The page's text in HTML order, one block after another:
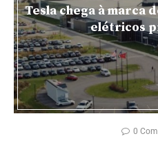
Tesla chega à marca
elétricos
0